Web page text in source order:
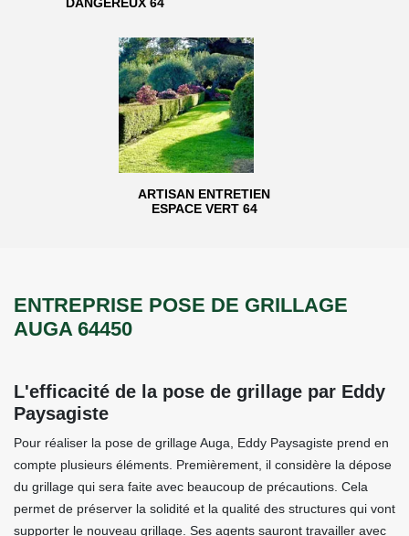
ARTISAN ENTRETIEN
ESPACE VERT 64
ENTREPRISE POSE DE GRILLAGE
AUGA 64450
L'efficacité de la pose de grillage par Eddy
Paysagiste
Pour réaliser la pose de grillage Auga, Eddy Paysagiste prend en
compte plusieurs éléments. Premièrement, il considère la dépose
du grillage qui sera faite avec beaucoup de précautions. Cela
permet de préserver la solidité et la qualité des structures qui vont
supporter le nouveau grillage. Ses agents sauront travailler avec